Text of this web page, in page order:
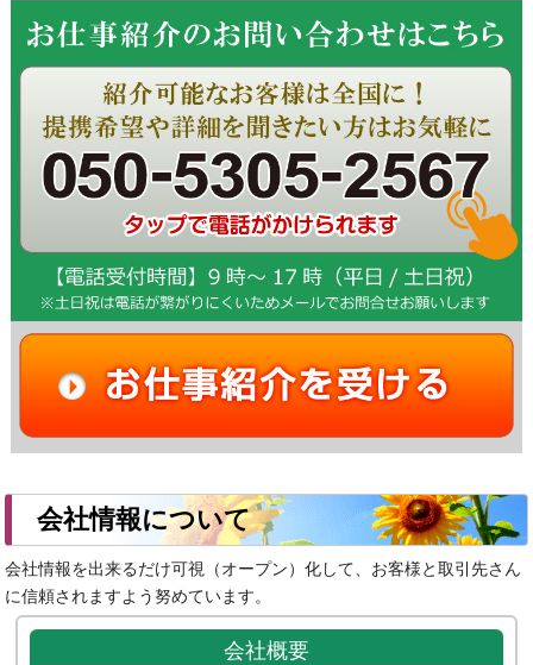
会社情報について
会社情報を出来るだけ可視（オープン）化して、お客様と取引先さん
に信頼されますよう努めています。
会社概要